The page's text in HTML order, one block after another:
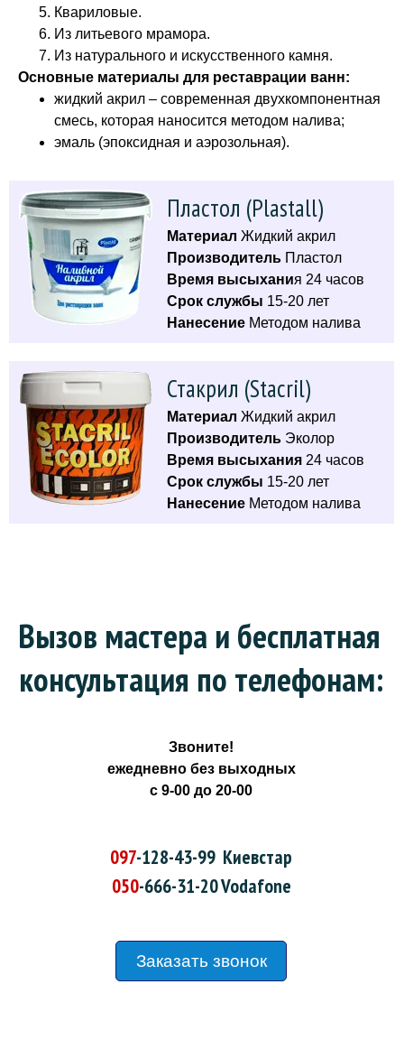
Квариловые.
Из литьевого мрамора.
Из натурального и искусственного камня.
Основные материалы для реставрации ванн:
жидкий акрил – современная двухкомпонентная
смесь, которая наносится методом налива;
эмаль (эпоксидная и аэрозольная).
Пластол (Plastall)
Материал Жидкий акрил
Производитель Пластол
Время высыхания 24 часов
Срок службы 15-20 лет
Нанесение Методом налива
Стакрил (Stacril)
Материал Жидкий акрил
Производитель Эколор
Время высыхания 24 часов
Срок службы 15-20 лет
Нанесение Методом налива
Вызов мастера и бесплатная
консультация по телефонам:
Звоните!
ежедневно без выходных
с 9-00 до 20-00
097-128-43-99 Киевстар
050-666-31-20Vodafone
Заказать звонок